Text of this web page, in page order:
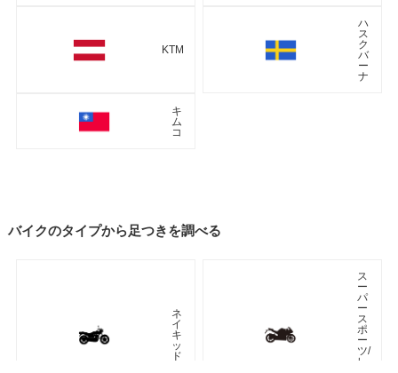
KTM
ハ
ス
ク
バ
ー
ナ
キ
ム
コ
バイクのタイプから足つきを調べる
ネ
イ
キ
ッ
ド
ス
ー
パ
ー
ス
ポ
ー
ツ/
レ